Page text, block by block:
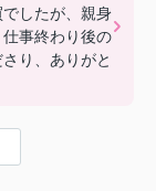
したが、親身
事終わり後の
り、ありがと